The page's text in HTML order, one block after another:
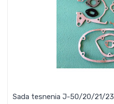
Sada tesnenia J-50/20/21/23